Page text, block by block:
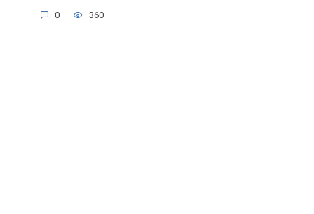
0 360